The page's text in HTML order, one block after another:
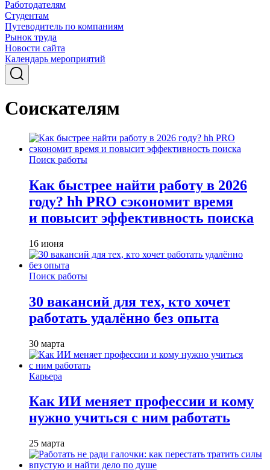
Работодателям
Студентам
Путеводитель по компаниям
Рынок труда
Новости сайта
Календарь мероприятий
Соискателям
Поиск работы
Как быстрее найти работу в 2026
году? hh PRO сэкономит время
и повысит эффективность поиска
16 июня
Поиск работы
30 вакансий для тех, кто хочет
работать удалённо без опыта
30 марта
Карьера
Как ИИ меняет профессии и кому
нужно учиться с ним работать
25 марта